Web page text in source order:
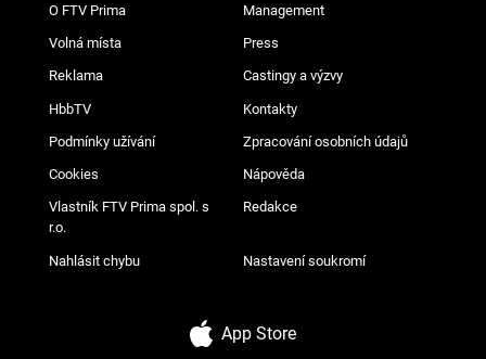
O FTV Prima Management
Volná místa Press
Reklama Castingy a výzvy
HbbTV Kontakty
Podmínky užívání Zpracování osobních údajů
Cookies Nápověda
Vlastník FTV Prima spol. s
r.o.
Redakce
Nahlásit chybu Nastavení soukromí
App Store